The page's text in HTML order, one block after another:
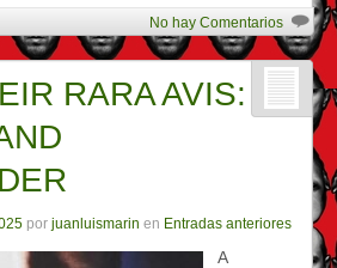
No hay Comentarios
RARA AVIS:
por juanluismarin en Entradas anteriores
A